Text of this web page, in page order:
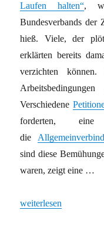
Laufen halten“,
Bundesverbands der
hieß. Viele, der
erklärten bereits
verzichten können.
Verschiedene
forderten,
die
sind diese
waren, zeigt eine …
„Systemrelevant, aber
weiterlesen